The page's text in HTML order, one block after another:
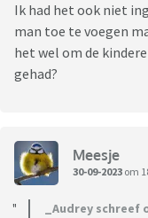
Ik had het ook niet
man toe te voegen
het wel om de
gehad?
Meesje
30-09-2023 om
_Audrey schreef